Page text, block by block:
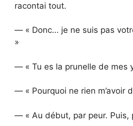
racontai tout.
— « Donc… je ne suis pas
»
— « Tu es la prunelle de mes
— « Pourquoi ne rien m’avoir
— « Au début, par peur. Puis,